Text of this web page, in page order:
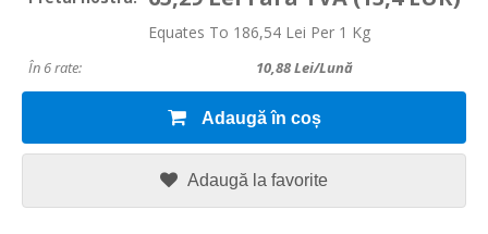
Equates To 186,54 Lei Per 1 Kg
În 6 rate: 10,88Lei/lună
Adaugă în coș
Adaugă la favorite